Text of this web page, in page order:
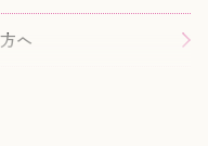
へ